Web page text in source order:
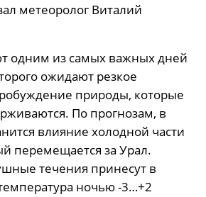
метеоролог Виталий
одним из самых важных дней
ожидают резкое
природы, которые
По прогнозам, в
влияние холодной части
перемещается за Урал.
течения принесут в
ночью -3…+2